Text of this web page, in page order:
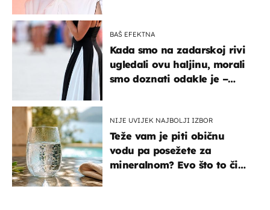
BAŠ EFEKTNA
Kada smo na zadarskoj rivi
ugledali ovu haljinu, morali
smo doznati odakle je –
NIJE UVIJEK NAJBOLJI IZBOR
Teže vam je piti običnu
vodu pa posežete za
mineralnom? Evo što to čini